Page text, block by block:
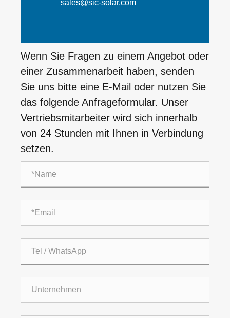
sales@sic-solar.com
Wenn Sie Fragen zu einem Angebot oder
einer Zusammenarbeit haben, senden
Sie uns bitte eine E-Mail oder nutzen Sie
das folgende Anfrageformular. Unser
Vertriebsmitarbeiter wird sich innerhalb
von 24 Stunden mit Ihnen in Verbindung
setzen.